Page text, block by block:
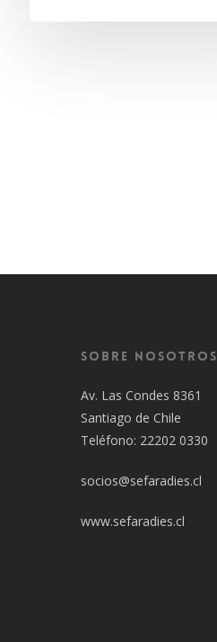
Sobre Nosotros
Av. Las Condes 8361
Santiago de Chile
Teléfono: 22202 0330
socios@sefaradies.cl
www.sefaradies.cl